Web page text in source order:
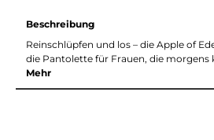
Beschreibung
Reinschlüpfen und los – die Apple of
die Pantolette für Frauen, die morgens
Mehr